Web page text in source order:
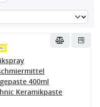
400ml
Keramikpaste